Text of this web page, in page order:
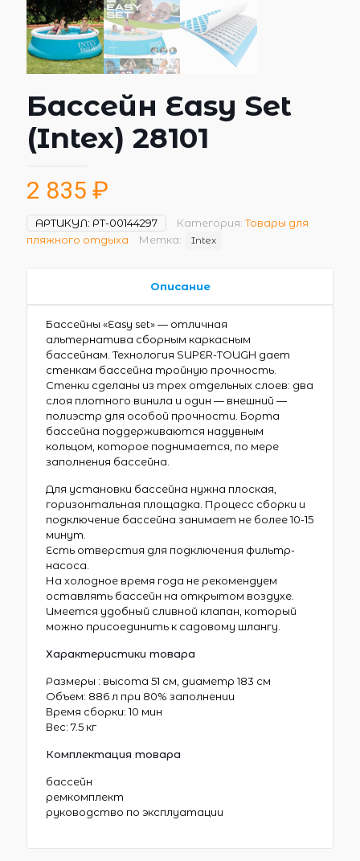
Бассейн Easy Set
(Intex) 28101
2 835 ₽
АРТИКУЛ: РТ-00144297 Категория: Товары для
пляжного отдыха
Метка: Intex
Описание
Бассейны «Easy set» — отличная
альтернатива сборным каркасным
бассейнам. Технология SUPER-TOUGH дает
стенкам бассейна тройную прочность.
Стенки сделаны из трех отдельных слоев: два
слоя плотного винила и один — внешний —
полиэстр для особой прочности. Борта
бассейна поддерживаются надувным
кольцом, которое поднимается, по мере
заполнения бассейна.
Для установки бассейна нужна плоская,
горизонтальная площадка. Процесс сборки и
подключение бассейна занимает не более 10-15
минут.
Есть отверстия для подключения фильтр-
насоса.
На холодное время года не рекомендуем
оставлять бассейн на открытом воздухе.
Имеется удобный сливной клапан, который
можно присоединить к садовому шлангу.
Характеристики товара
Размеры : высота 51 см, диаметр 183 см
Объем: 886 л при 80% заполнении
Время сборки: 10 мин
Вес: 7.5 кг
Комплектация товара
бассейн
ремкомплект
руководство по эксплуатации